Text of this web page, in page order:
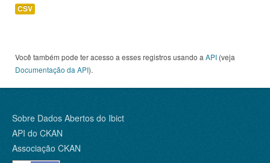
CSV
Você também pode ter acesso a esses registros usando a API (veja
Documentação da API).
Sobre Dados Abertos do Ibict
API do CKAN
Associação CKAN